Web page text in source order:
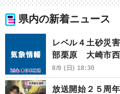
県内の新着ニュース
レベル４土砂災
部栗原 大崎市
8/9 (日) 18:30
放送開始２５周